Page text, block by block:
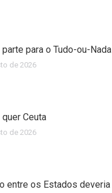
para o Tudo-ou-Nada
de 2026
Ceuta
de 2026
entre os Estados deveria